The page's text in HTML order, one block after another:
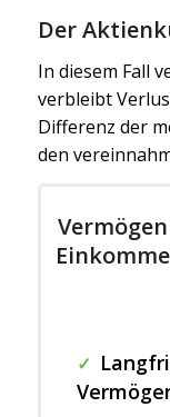
Der
In diesem Fall
verbleibt
Differenz der
den
✓